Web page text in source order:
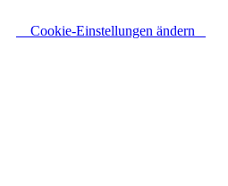
Cookie-Einstellungen ändern